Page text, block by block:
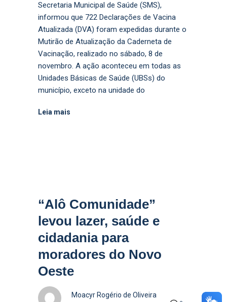
Secretaria Municipal de Saúde (SMS),
informou que 722 Declarações de Vacina
Atualizada (DVA) foram expedidas durante o
Mutirão de Atualização da Caderneta de
Vacinação, realizado no sábado, 8 de
novembro. A ação aconteceu em todas as
Unidades Básicas de Saúde (UBSs) do
município, exceto na unidade do
Leia mais
“Alô Comunidade”
levou lazer, saúde e
cidadania para
moradores do Novo
Oeste
Moacyr Rogério de Oliveira